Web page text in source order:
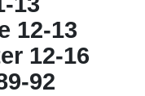
12-13
12-16
92